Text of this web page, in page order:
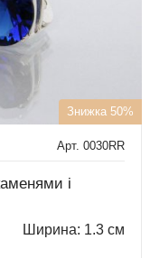
Знижка 50%
Арт. 0030RR
і
Ширина: 1.3 см